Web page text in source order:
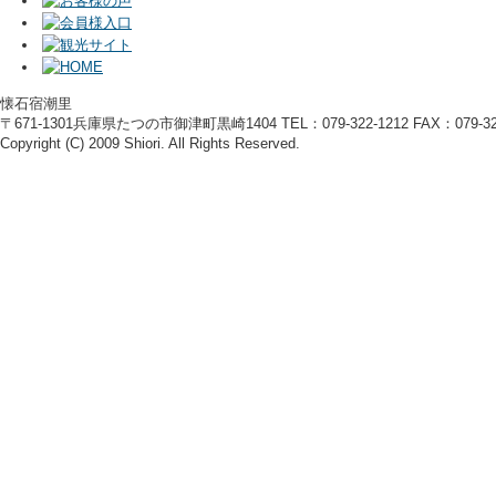
懐石宿潮里
〒671-1301兵庫県たつの市御津町黒崎1404 TEL：079-322-1212 FAX：079-
Copyright (C) 2009 Shiori. All Rights Reserved.